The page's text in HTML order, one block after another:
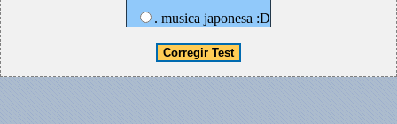
. musica japonesa :D